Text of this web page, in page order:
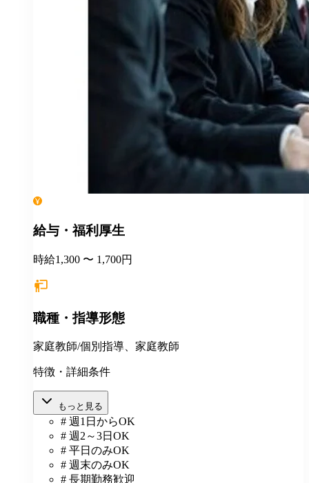
給与・福利厚生
時給1,300 〜 1,700円
職種・指導形態
家庭教師/個別指導、家庭教師
特徴・詳細条件
もっと見る
# 週1日からOK
# 週2～3日OK
# 平日のみOK
# 週末のみOK
# 長期勤務歓迎